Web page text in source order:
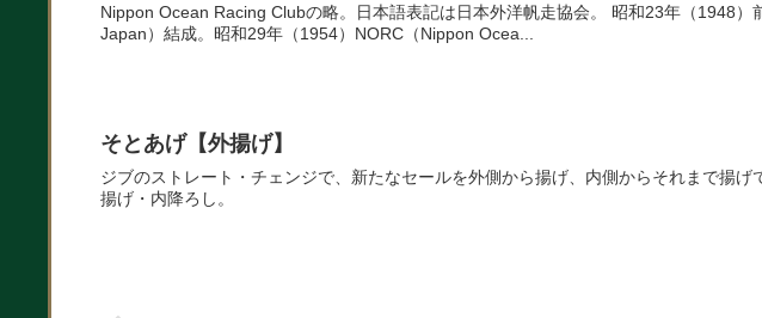
Nippon Ocean Racing Clubの略。日本語表記は日本外洋帆走協会。 昭和23年（1948）前身となるCCJ（Cruising Club of
Japan）結成。昭和29年（1954）NORC（Nippon Ocea...
そとあげ【外揚げ】
ジブのストレート・チェンジで、新たなセールを外側から揚げ、内側からそれまで揚
揚げ・内降ろし。